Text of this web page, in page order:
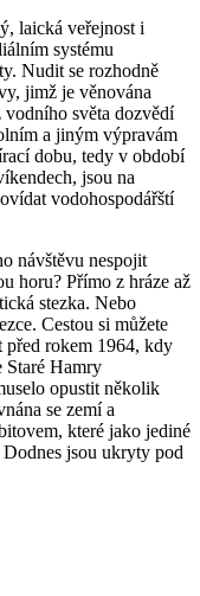
laická veřejnost i
systému
Nudit se rozhodně
jimž je věnována
vodního světa dozvědí
a jiným výpravám
dobu, tedy v období
jsou na
vodohospodářští
návštěvu nespojit
horu? Přímo z hráze až
stezka. Nebo
Cestou si můžete
před rokem 1964, kdy
Staré Hamry
opustit několik
se zemí a
které jako jediné
jsou ukryty pod